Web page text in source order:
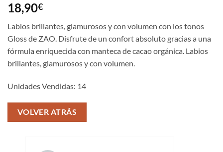
18,90€
Labios brillantes, glamurosos y con volumen con los tonos
Gloss de ZAO. Disfrute de un confort absoluto gracias a una
fórmula enriquecida con manteca de cacao orgánica. Labios
brillantes, glamurosos y con volumen.
Unidades Vendidas: 14
VOLVER ATRÁS